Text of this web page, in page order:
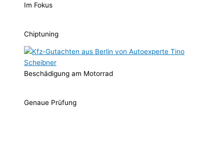
Im Fokus
Chiptuning
Beschädigung am Motorrad
Genaue Prüfung